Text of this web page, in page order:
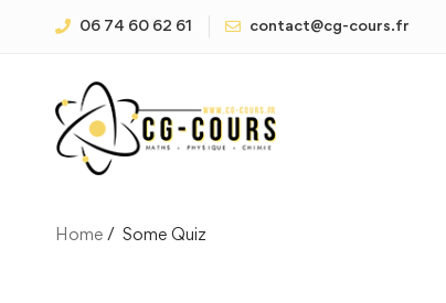
06 74 60 62 61 contact@cg-cours.fr
Home Some Quiz